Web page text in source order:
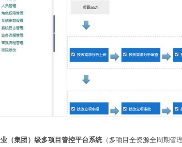
（集团）级多项目管控平台系统（多项目全资源全周期管